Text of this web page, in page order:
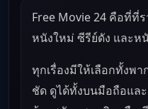
Free Movie 24 คือที่ที่
หนังใหม่ ซีรีย์ดัง และห
ทุกเรื่องมีให้เลือกทั้งพ
ชัด ดูได้ทั้งบนมือถือแล